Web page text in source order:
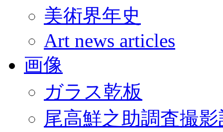
美術界年史
Art news articles
画像
ガラス乾板
尾高鮮之助調査撮